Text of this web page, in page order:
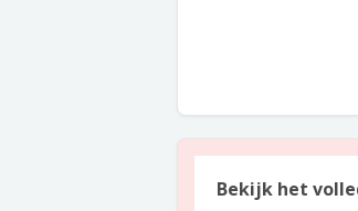
Bekijk het